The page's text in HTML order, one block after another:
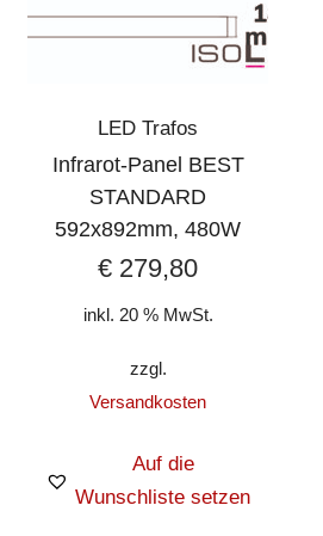
LED Trafos
Infrarot-Panel BEST
STANDARD
592x892mm, 480W
€ 279,80
inkl. 20 % MwSt.
zzgl.
Versandkosten
Auf die
Wunschliste setzen